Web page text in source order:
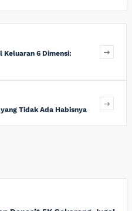
Keluaran 6 Dimensi:
Tidak Ada Habisnya